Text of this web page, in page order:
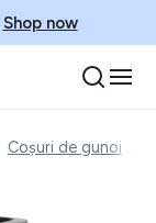
Shop now
Coșuri de gunoi